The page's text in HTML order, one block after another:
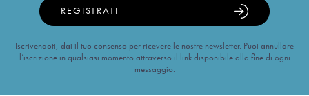
REGISTRATI
Iscrivendoti, dai il tuo consenso per ricevere le nostre newsletter. Puoi annullare
l’iscrizione in qualsiasi momento attraverso il link disponibile alla fine di ogni
messaggio.